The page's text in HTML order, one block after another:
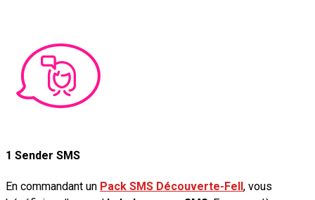
1 Sender SMS
En commandant un Pack SMS Découverte-Fell, vous